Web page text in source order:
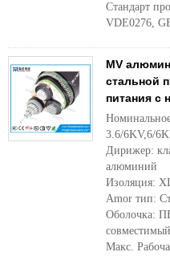
Стандарт
VDE0276,
MV
стальной
питания с
3.6/6KV,6/
Дирижер:
алюминий
Изоляция:
Amor тип:
Оболочка:
Макс.